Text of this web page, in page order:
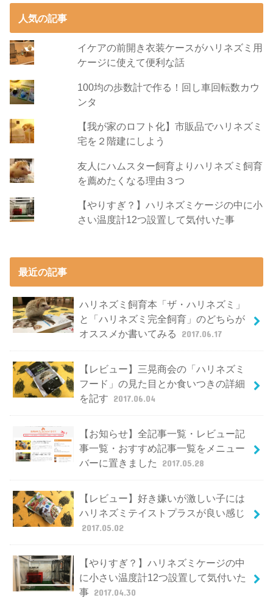
人気の記事
イケアの前開き衣装ケースがハリネズミ用
ケージに使えて便利な話
100均の歩数計で作る！回し車回転数カウ
ンタ
【我が家のロフト化】市販品でハリネズミ
宅を２階建にしよう
友人にハムスター飼育よりハリネズミ飼育
を薦めたくなる理由３つ
【やりすぎ？】ハリネズミケージの中に小
さい温度計12つ設置して気付いた事
最近の記事
ハリネズミ飼育本「ザ・ハリネズミ」
と「ハリネズミ完全飼育」のどちらが
オススメか書いてみる
2017.06.17
【レビュー】三晃商会の「ハリネズミ
フード」の見た目とか食いつきの詳細
を記す 2017.06.04
【お知らせ】全記事一覧・レビュー記
事一覧・おすすめ記事一覧をメニュー
バーに置きました
2017.05.28
【レビュー】好き嫌いが激しい子には
ハリネズミテイストプラスが良い感じ
2017.05.02
【やりすぎ？】ハリネズミケージの中
に小さい温度計12つ設置して気付いた
事 2017.04.30